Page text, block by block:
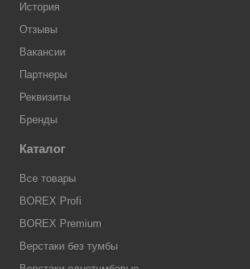
История
Отзывы
Вакансии
Партнеры
Реквизиты
Бренды
Каталог
Все товары
BOREX Profi
BOREX Premium
Верстаки без тумбы